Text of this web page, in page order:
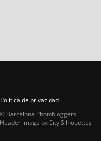
Política de privacidad
© Barcelona Photobloggers
Header image by City Silhouettes